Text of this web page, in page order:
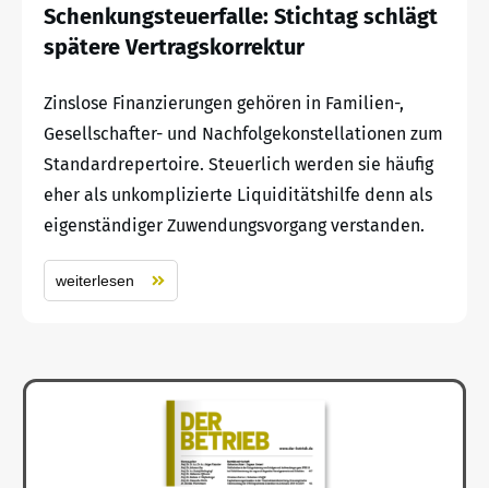
Schenkungsteuerfalle: Stichtag schlägt
spätere Vertragskorrektur
Zinslose Finanzierungen gehören in Familien-,
Gesellschafter- und Nachfolgekonstellationen zum
Standardrepertoire. Steuerlich werden sie häufig
eher als unkomplizierte Liquiditätshilfe denn als
eigenständiger Zuwendungsvorgang verstanden.
weiterlesen